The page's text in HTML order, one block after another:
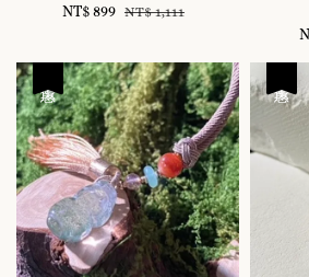
Sale
NT$ 899 Regular
NT$ 1,111